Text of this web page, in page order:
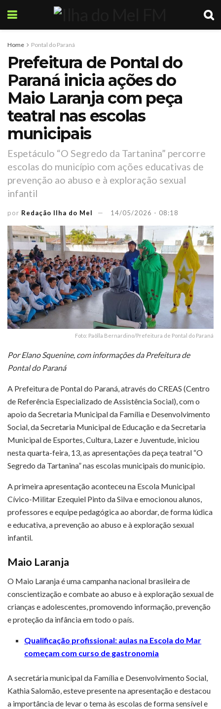
Home Pontal do Paraná
Prefeitura de Pontal do
Paraná inicia ações do
Maio Laranja com peça
teatral nas escolas
municipais
Espetáculo “O Segredo da Tartanina” percorre
escolas do município com ações educativas de
prevenção ao abuso e à exploração sexual
infantil
por Redação Ilha do Mel 14/05/2026 - 08:18
Foto: Paôlla Bernardino/Prefeitura de Pontal do Paraná
Por Elano Squenine, com informações da Prefeitura de
Pontal do Paraná
A Prefeitura de Pontal do Paraná, através do CREAS (Centro
de Referência Especializado de Assistência Social), com o
apoio da Secretaria Municipal da Família e Desenvolvimento
Social, da Secretaria Municipal de Educação e da Secretaria
Municipal de Esportes, Cultura, Lazer e Juventude, iniciou
nesta quarta-feira, 13, as apresentações da peça teatral “O
Segredo da Tartanina” nas escolas municipais do município.
A primeira apresentação aconteceu na Escola Municipal
Cívico-Militar Ezequiel Pinto da Silva e emocionou alunos,
professores e equipe pedagógica ao abordar, de forma lúdica
e educativa, a prevenção ao abuso e à exploração sexual
infantil.
Maio Laranja
O Maio Laranja é uma campanha nacional brasileira de
conscientização e combate ao abuso e à exploração sexual de
crianças e adolescentes, promovendo informação, prevenção
e proteção da infância em todo o país.
Qualificação profissional: aulas na Escola do Mar
começam com curso de gastronomia
A secretária municipal da Família e Desenvolvimento Social,
Kathia Salomão, esteve presente na apresentação e destacou
a importância de levar o tema às escolas de forma sensível e